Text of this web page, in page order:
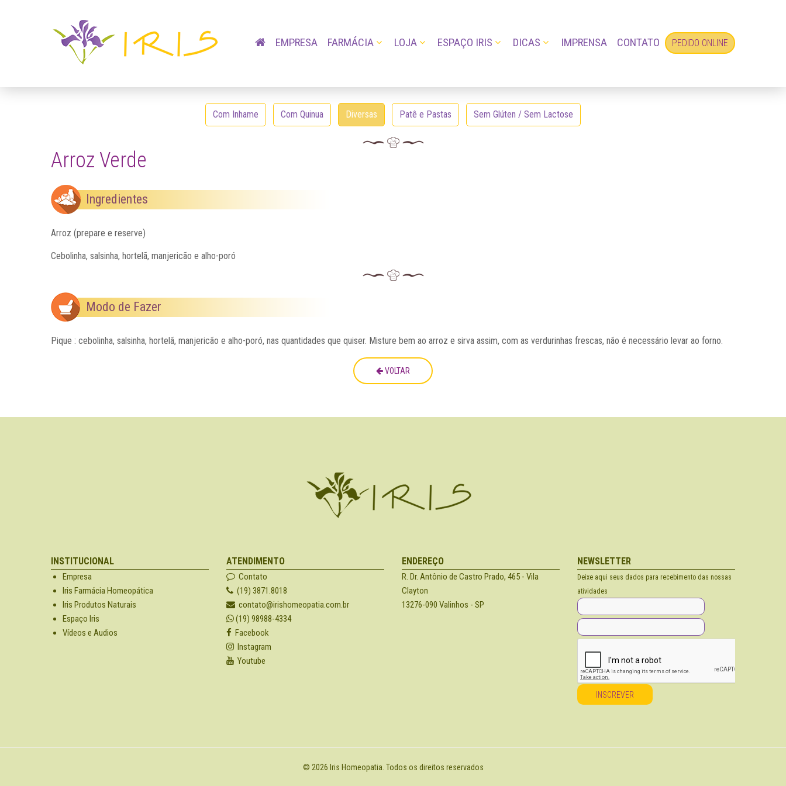
EMPRESA FARMÁCIA LOJA ESPAÇO IRIS DICAS IMPRENSA CONTATO PEDIDO ONLINE
Com Inhame Com Quinua Diversas Patê e Pastas Sem Glúten / Sem Lactose
Arroz Verde
Ingredientes
Arroz (prepare e reserve)
Cebolinha, salsinha, hortelã, manjericão e alho-poró
Modo de Fazer
Pique : cebolinha, salsinha, hortelã, manjericão e alho-poró, nas quantidades que quiser. Misture bem ao arroz e sirva assim, com as verdurinhas frescas, não é necessário levar ao forno.
VOLTAR
INSTITUCIONAL
Empresa
Iris Farmácia Homeopática
Iris Produtos Naturais
Espaço Iris
Vídeos e Audios
ATENDIMENTO
Contato
(19) 3871.8018
contato@irishomeopatia.com.br
(19) 98988-4334
Facebook
Instagram
Youtube
ENDEREÇO
R. Dr. Antônio de Castro Prado, 465 - Vila
Clayton
13276-090 Valinhos - SP
NEWSLETTER
Deixe aqui seus dados para recebimento das nossas
atividades
INSCREVER
© 2026 Iris Homeopatia. Todos os direitos reservados